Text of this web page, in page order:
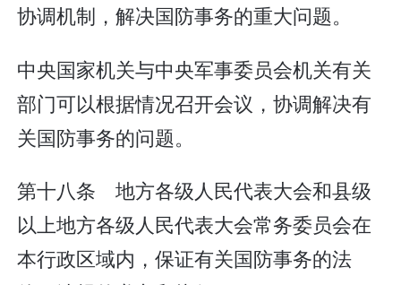
协调机制，解决国防事务的重大问题。
中央国家机关与中央军事委员会机关有关
部门可以根据情况召开会议，协调解决有
关国防事务的问题。
第十八条 地方各级人民代表大会和县级
以上地方各级人民代表大会常务委员会在
本行政区域内，保证有关国防事务的法